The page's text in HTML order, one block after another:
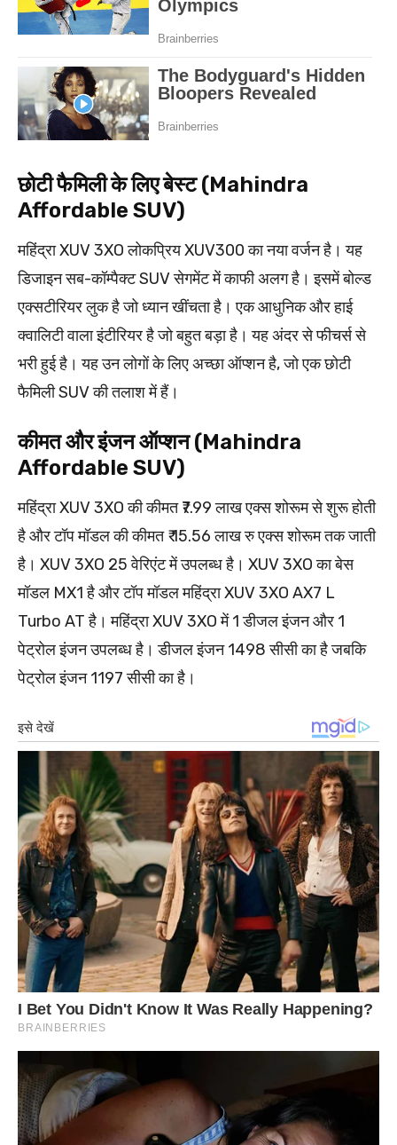
छोटी फैमिली के लिए बेस्ट (Mahindra
Affordable SUV)
महिंद्रा XUV 3XO लोकप्रिय XUV300 का नया वर्जन है। यह
डिजाइन सब-कॉम्पैक्ट SUV सेगमेंट में काफी अलग है। इसमें बोल्ड
एक्सटीरियर लुक है जो ध्यान खींचता है। एक आधुनिक और हाई
क्वालिटी वाला इंटीरियर है जो बहुत बड़ा है। यह अंदर से फीचर्स से
भरी हुई है। यह उन लोगों के लिए अच्छा ऑप्शन है, जो एक छोटी
फैमिली SUV की तलाश में हैं।
कीमत और इंजन ऑप्शन (Mahindra
Affordable SUV)
महिंद्रा XUV 3XO की कीमत ₹7.99 लाख एक्स शोरूम से शुरू होती
है और टॉप मॉडल की कीमत ₹ 15.56 लाख रु एक्स शोरूम तक जाती
है। XUV 3XO 25 वेरिएंट में उपलब्ध है। XUV 3XO का बेस
मॉडल MX1 है और टॉप मॉडल महिंद्रा XUV 3XO AX7 L
Turbo AT है। महिंद्रा XUV 3XO में 1 डीजल इंजन और 1
पेट्रोल इंजन उपलब्ध है। डीजल इंजन 1498 सीसी का है जबकि
पेट्रोल इंजन 1197 सीसी का है।